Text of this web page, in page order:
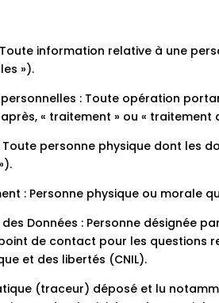
information relative à une
»).
: Toute opération
« traitement » ou « traitement
personne physique dont les
: Personne physique ou morale
Données : Personne désignée
de contact pour les questions
et des libertés (CNIL).
(traceur) déposé et lu